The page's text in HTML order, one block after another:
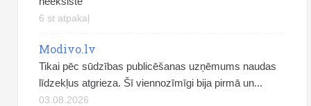
6 st atpakaļ
Modivo.lv
Tikai pēc sūdzības publicēšanas uzņēmums naudas
līdzekļus atgrieza. Šī viennozīmīgi bija pirmā un...
03.08.2026